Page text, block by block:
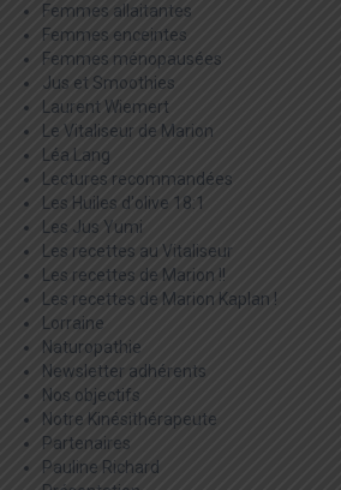
Femmes allaitantes
Femmes enceintes
Femmes ménopausées
Jus et Smoothies
Laurent Wiemert
Le Vitaliseur de Marion
Léa Lang
Lectures recommandées
Les Huiles d'olive 18:1
Les Jus Yumi
Les recettes au Vitaliseur
Les recettes de Marion !!
Les recettes de Marion Kaplan !
Lorraine
Naturopathie
Newsletter adhérents
Nos objectifs
Notre Kinésithérapeute
Partenaires
Pauline Richard